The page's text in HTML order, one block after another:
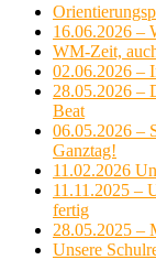
16.06.2026 –
WM-Zeit,
02.06.2026 –
28.05.2026 –
Beat
06.05.2026 –
Ganztag!
11.02.2026
11.11.2025 –
fertig
28.05.2025 –
Unsere